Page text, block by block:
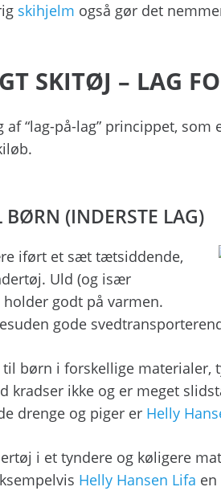
skihjelm også gør det
SKITØJ – LAG
af “lag-på-lag” princippet, som
(INDERSTE LAG)
iført et sæt tætsiddende,
Uld (og især
godt på varmen.
gode
børn i forskellige materialer,
kradser ikke og er meget
drenge og piger er Helly
i et tyndere og køligere
Helly Hansen Lifa